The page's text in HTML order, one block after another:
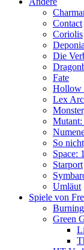
Contact
Coriolis
Deponia
Die
Fate
Hollow
Lex
So
Space:
Starport
Umläut
Spiele von
Green